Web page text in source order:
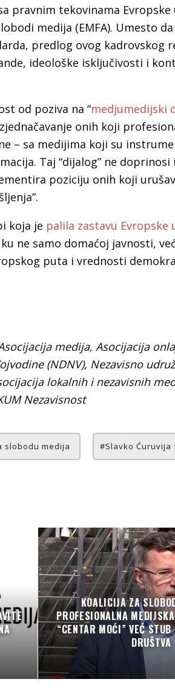
pravnim tekovinama
medija (EMFA). Umesto
predlog ovog kadrovskog
ideološke isključivosti i
od poziva na “medjumedijski
onih koji
– sa medijima koji su
Taj “dijalog” ne
poziciju onih koji
koja je palila zastavu Evropske
ne samo domaćoj javnosti,
puta i vrednosti
medija, Asocijacija
(NDNV), Nezavisno
lokalnih i nezavisnih
Nezavisnost
slobodu medija Slavko Ćuruvija
KOALICIJA ZA
PROFESIONALNA
“CENTAR MOĆI” VEĆ STUB
DRUŠTVA